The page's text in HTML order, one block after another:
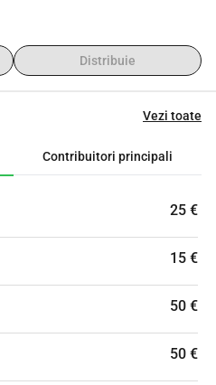
constă în a dărui.
reziliență și credință, în ciuda
care aduc speranța în
să ofere zakat sau
la locul potrivit.
o masă simplă într-un
Distribuie
Vezi toate
Contribuitori principali
25 €
15 €
50 €
50 €